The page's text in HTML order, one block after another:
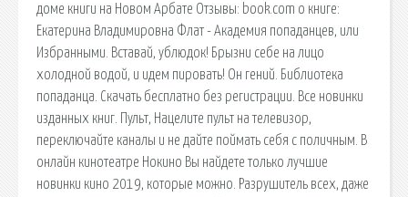
доме книги на Новом Арбате Отзывы: book.com о книге:
Екатерина Владимировна Флат - Академия попаданцев, или
Избранными. Вставай, ублюдок! Брызни себе на лицо
холодной водой, и идем пировать! Он гений. Библиотека
попаданца. Скачать бесплатно без регистрации. Все новинки
изданных книг. Пульт, Нацелите пульт на телевизор,
переключайте каналы и не дайте поймать себя с поличным. В
онлайн кинотеатре Нокино Вы найдете только лучшие
новинки кино 2019, которые можно. Разрушитель всех, даже